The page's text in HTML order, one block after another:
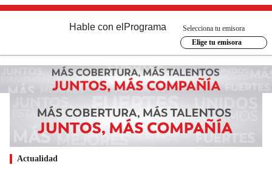
Hable con el Programa
Selecciona tu emisora
Elige tu emisora
Actualidad